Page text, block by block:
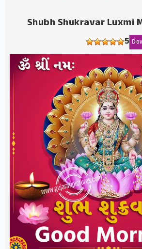
Shubh Shukravar Luxmi
5